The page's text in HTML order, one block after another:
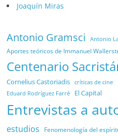
Joaquín Miras
Antonio Gramsci Antonio
Aportes teóricos de Immanuel
Centenario
Cornelius Castoriadis críticas de cine
Eduard Rodríguez Farré El Capital
Entrevistas a
estudios Fenomenología del